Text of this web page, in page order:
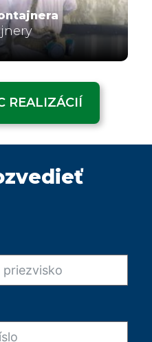
REALIZÁCIÍ